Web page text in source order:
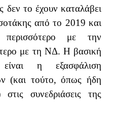
το έχουν καταλάβει
από το 2019 και
με την
με τη ΝΔ. Η βασική
η εξασφάλιση
(και τούτο, όπως ήδη
συνεδριάσεις της